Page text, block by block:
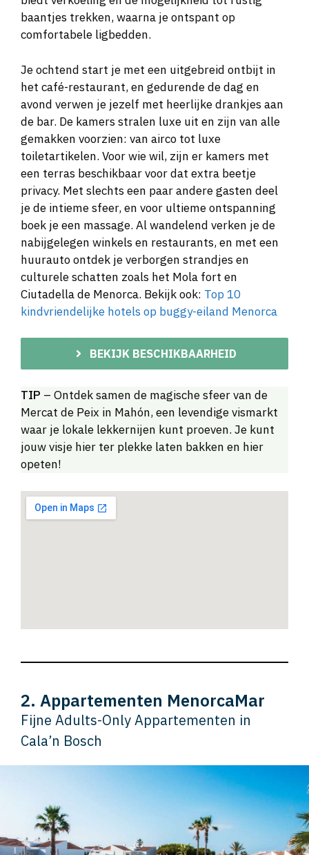
baantjes trekken, waarna je ontspant op
comfortabele ligbedden.
Je ochtend start je met een uitgebreid ontbijt in
het café-restaurant, en gedurende de dag en
avond verwen je jezelf met heerlijke drankjes aan
de bar. De kamers stralen luxe uit en zijn van alle
gemakken voorzien: van airco tot luxe
toiletartikelen. Voor wie wil, zijn er kamers met
een terras beschikbaar voor dat extra beetje
privacy. Met slechts een paar andere gasten deel
je de intieme sfeer, en voor ultieme ontspanning
boek je een massage. Al wandelend verken je de
nabijgelegen winkels en restaurants, en met een
huurauto ontdek je verborgen strandjes en
culturele schatten zoals het Mola fort en
Ciutadella de Menorca. Bekijk ook: Top 10
kindvriendelijke hotels op buggy-eiland Menorca
BEKIJK BESCHIKBAARHEID
TIP – Ontdek samen de magische sfeer van de
Mercat de Peix in Mahón, een levendige vismarkt
waar je lokale lekkernijen kunt proeven. Je kunt
jouw visje hier ter plekke laten bakken en hier
opeten!
2. Appartementen MenorcaMar
Fijne Adults-Only Appartementen in
Cala’n Bosch